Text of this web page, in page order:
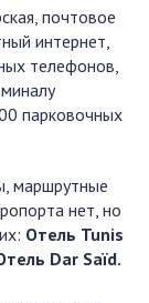
почтовое
интернет,
телефонов,
парковочных
маршрутные
нет, но
Отель Tunis
Dar Saïd.